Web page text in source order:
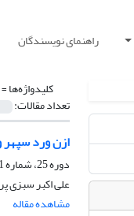
راهنمای نویسندگان
کلیدواژه‌ها =
تعداد مقالات:
ازن ورد
دوره 25، شماره 1، بهار 1378
علی اکبر سبزی
مشاهده مقاله